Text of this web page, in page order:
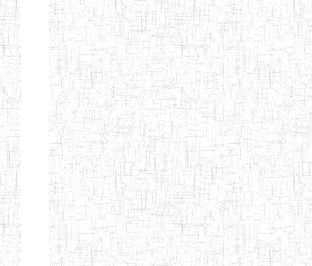
ENI
Chercher:
Effacer les filtres
Denomination
Type